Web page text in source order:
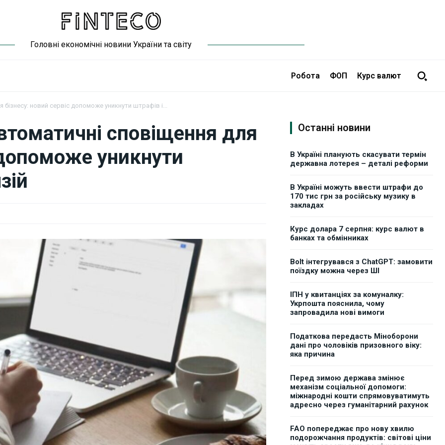
Головні економічні новини України та світу
Робота ФОП Курс валют
новий сервіс допоможе уникнути штрафів і...
сповіщення для
уникнути
Останні новини
В Україні планують скасувати термін
державна лотерея – деталі реформи
В Україні можуть ввести штрафи до
170 тис грн за російську музику в
закладах
Курс долара 7 серпня: курс валют в
банках та обмінниках
Bolt інтегрувався з ChatGPT: замовити
поїздку можна через ШІ
ІПН у квитанціях за комуналку:
Укрпошта пояснила, чому
запровадила нові вимоги
Податкова передасть Міноборони
дані про чоловіків призовного віку:
яка причина
Перед зимою держава змінює
механізм соціальної допомоги:
міжнародні кошти спрямовуватимуть
адресно через гуманітарний рахунок
FAO попереджає про нову хвилю
подорожчання продуктів: світові ціни